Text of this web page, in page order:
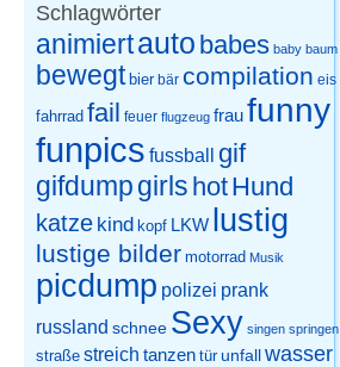
Schlagwörter
animiertauto babes baby baum
bewegt bier bär compilation eis
fahrrad fail feuer flugzeug fraufunny
funpics fussball gif
gifdump girls hotHund
katze kind kopf LKW lustig
lustige bilder motorrad Musik
picdump polizei prank
russland schnee Sexy singen springen
straße streich tanzen tür unfallwasser